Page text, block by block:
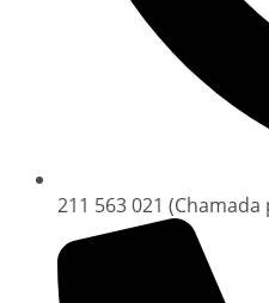
211 563 021